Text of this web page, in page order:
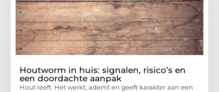
Houtworm in huis: signalen, risico’s en
een doordachte aanpak
Hout leeft. Het werkt, ademt en geeft karakter aan een